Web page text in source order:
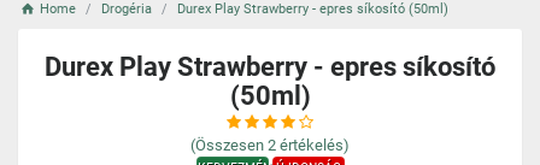
Home Drogéria Durex Play Strawberry - epres síkosító (50ml)
Durex Play Strawberry - epres síkosító
(50ml)
(Összesen 2 értékelés)